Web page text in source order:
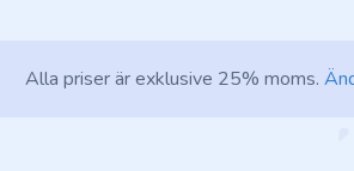
Alla priser är exklusive 25% moms.